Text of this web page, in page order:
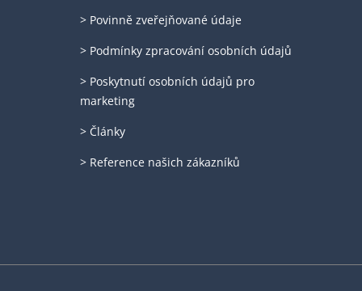
> Povinně zveřejňované údaje
> Podmínky zpracování osobních údajů
> Poskytnutí osobních údajů pro
marketing
> Články
> Reference našich zákazníků